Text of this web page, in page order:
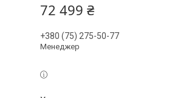
72 499 ₴
+380 (75) 275-50-77
Менеджер